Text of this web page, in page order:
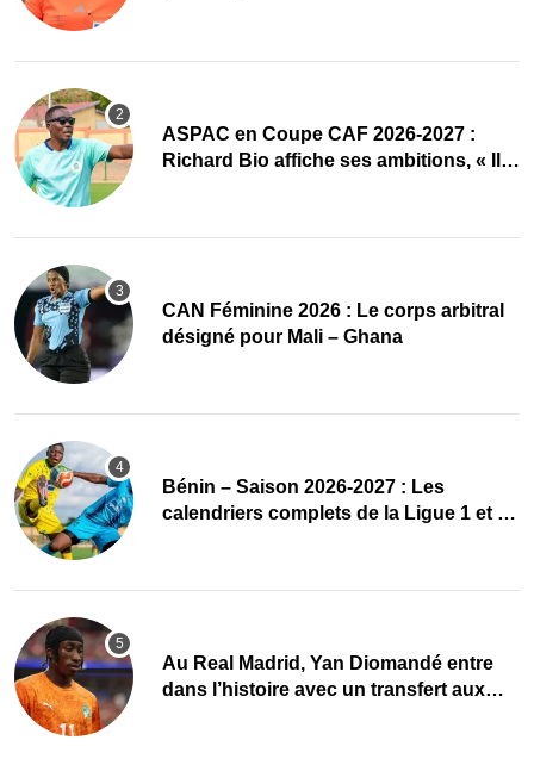
ASPAC en Coupe CAF 2026-2027 :
Richard Bio affiche ses ambitions, « Il
‎CAN Féminine 2026 : Le corps arbitral
désigné pour Mali – Ghana
Bénin – Saison 2026-2027 : Les
calendriers complets de la Ligue 1 et de
Au Real Madrid, Yan Diomandé entre
dans l’histoire avec un transfert aux